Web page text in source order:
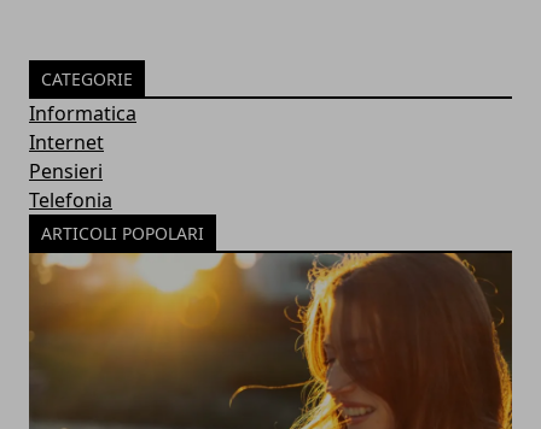
CATEGORIE
Informatica
Internet
Pensieri
Telefonia
ARTICOLI POPOLARI